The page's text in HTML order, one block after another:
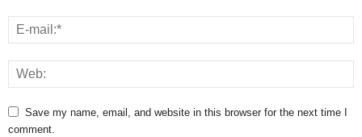
Save my name, email, and website in this browser for the next time I
comment.